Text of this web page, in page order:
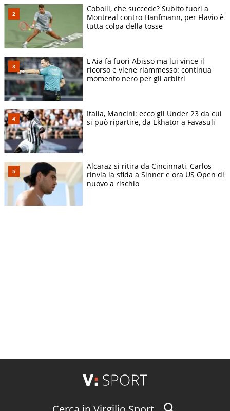
Cobolli, che succede? Subito fuori a
Montreal contro Hanfmann, per Flavio è
tutta colpa della tosse
L'Aia fa fuori Abisso ma lui vince il
ricorso e viene riammesso: continua
momento nero per gli arbitri
Italia, Mancini: ecco gli Under 23 da cui
si può ripartire, da Ekhator a Favasuli
Alcaraz si ritira da Cincinnati, Carlos
rinvia la sfida a Sinner e ora US Open di
nuovo a rischio